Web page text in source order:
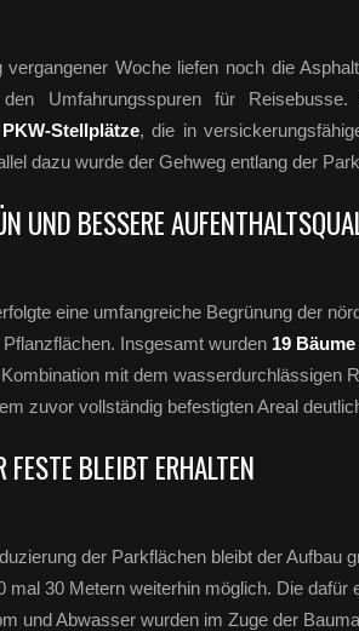
vergangener Woche liefen noch die
Umfahrungsspuren für
Stellplätze, die in
dazu wurde der Gehweg entlang der
UND BESSERE
eine umfangreiche Begrünung der
Pflanzflächen. Insgesamt wurden 19
mit dem wasserdurchlässigen
zuvor vollständig befestigten Areal
FESTE BLEIBT ERHALTEN
der Parkflächen bleibt der Aufbau
mal 30 Metern weiterhin möglich. Die dafür
und Abwasser wurden im Zuge der